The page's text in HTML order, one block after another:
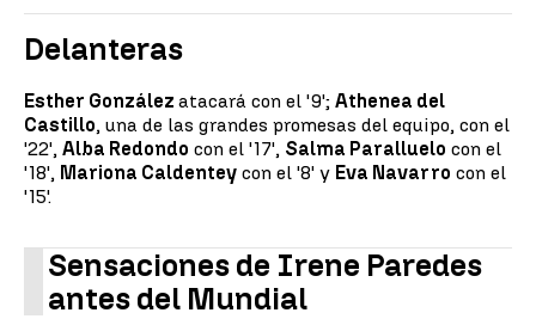
Delanteras
Esther González atacará con el '9'; Athenea del
Castillo, una de las grandes promesas del equipo, con el
'22', Alba Redondo con el '17', Salma Paralluelo con el
'18', Mariona Caldentey con el '8' y Eva Navarro con el
'15'.
Sensaciones de Irene Paredes
antes del Mundial